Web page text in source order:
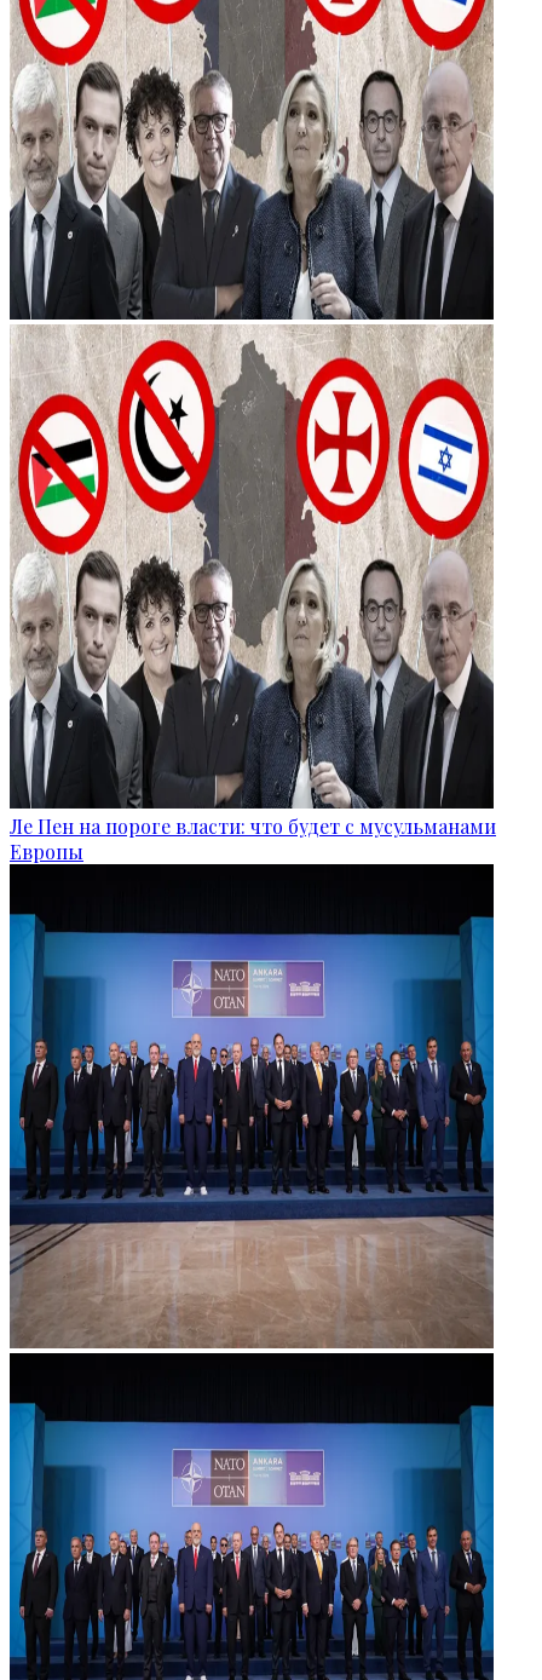
Ле Пен на пороге власти: что будет с мусульманами
Европы